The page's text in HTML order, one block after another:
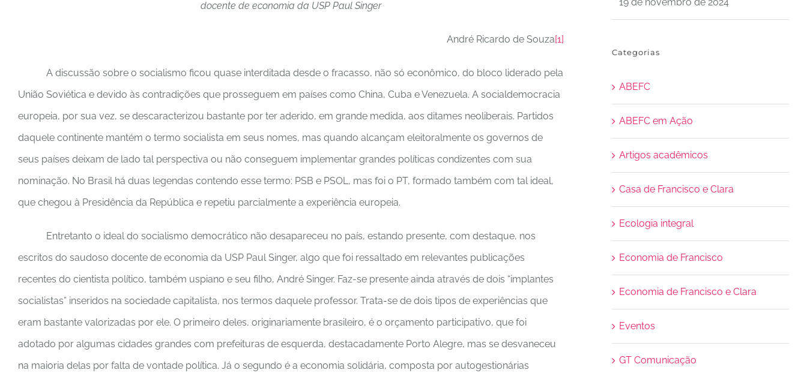
docente de economia da USP Paul Singer
André Ricardo de Souza[1]
A discussão sobre o socialismo ficou quase interditada desde o fracasso, não só econômico, do bloco liderado pela
União Soviética e devido às contradições que prosseguem em países como China, Cuba e Venezuela. A socialdemocracia
europeia, por sua vez, se descaracterizou bastante por ter aderido, em grande medida, aos ditames neoliberais. Partidos
daquele continente mantém o termo socialista em seus nomes, mas quando alcançam eleitoralmente os governos de
seus países deixam de lado tal perspectiva ou não conseguem implementar grandes políticas condizentes com sua
nominação. No Brasil há duas legendas contendo esse termo: PSB e PSOL, mas foi o PT, formado também com tal ideal,
que chegou à Presidência da República e repetiu parcialmente a experiência europeia.
Entretanto o ideal do socialismo democrático não desapareceu no país, estando presente, com destaque, nos
escritos do saudoso docente de economia da USP Paul Singer, algo que foi ressaltado em relevantes publicações
recentes do cientista político, também uspiano e seu filho, André Singer. Faz-se presente ainda através de dois “implantes
socialistas” inseridos na sociedade capitalista, nos termos daquele professor. Trata-se de dois tipos de experiências que
eram bastante valorizadas por ele. O primeiro deles, originariamente brasileiro, é o orçamento participativo, que foi
adotado por algumas cidades grandes com prefeituras de esquerda, destacadamente Porto Alegre, mas se desvaneceu
na maioria delas por falta de vontade política. Já o segundo é a economia solidária, composta por autogestionárias
Categorias
ABEFC
ABEFC em Ação
Artigos acadêmicos
Casa de Francisco e Clara
Ecologia integral
Economia de Francisco
Economia de Francisco e Clara
Eventos
GT Comunicação